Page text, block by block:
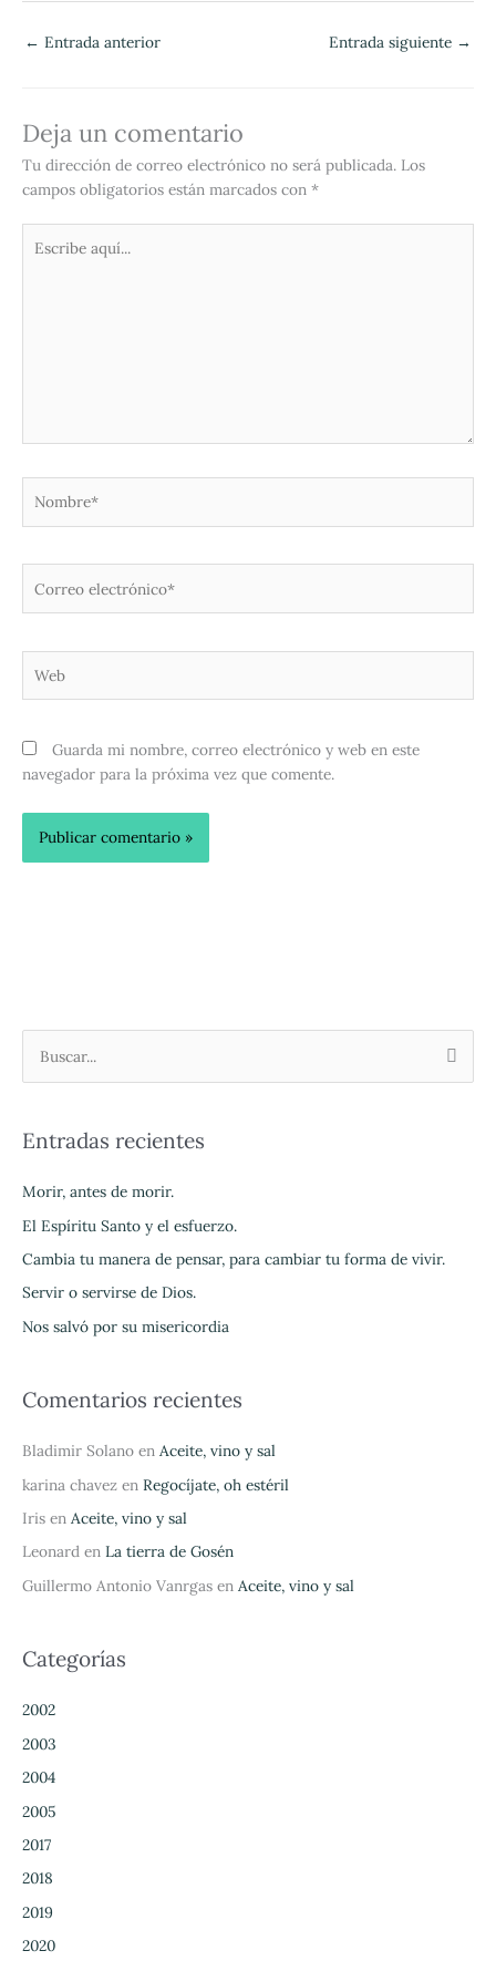
← Entrada anterior Entrada siguiente →
Deja un comentario
Tu dirección de correo electrónico no será publicada. Los
campos obligatorios están marcados con *
aquí...
electrónico*
Guarda mi nombre, correo electrónico y web en este
navegador para la próxima vez que comente.
u
c
o
r
:
Entradas recientes
Morir, antes de morir.
El Espíritu Santo y el esfuerzo.
Cambia tu manera de pensar, para cambiar tu forma de vivir.
Servir o servirse de Dios.
Nos salvó por su misericordia
Comentarios recientes
Bladimir Solano en Aceite, vino y sal
karina chavez en Regocíjate, oh estéril
Iris en Aceite, vino y sal
Leonard en La tierra de Gosén
Guillermo Antonio Vanrgas en Aceite, vino y sal
Categorías
2002
2003
2004
2005
2017
2018
2019
2020